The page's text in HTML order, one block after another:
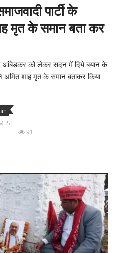
पार्टी के
मृत के समान बता कर
आंबेडकर को लेकर सदन में दिये बयान के
ने अमित शाह मृत के समान बताकर किया
IST
91